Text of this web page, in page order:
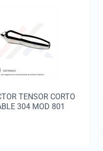
TENSOR CORTO
304 MOD 801